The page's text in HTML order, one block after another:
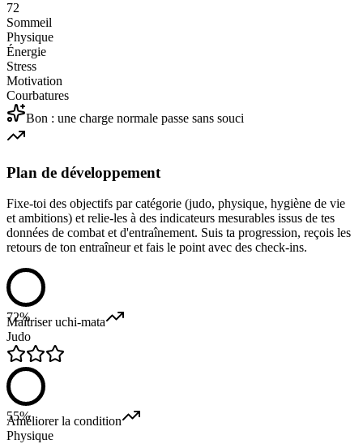
72
Sommeil
Physique
Énergie
Stress
Motivation
Courbatures
Bon : une charge normale passe sans souci
Plan de développement
Fixe-toi des objectifs par catégorie (judo, physique, hygiène de vie
et ambitions) et relie-les à des indicateurs mesurables issus de tes
données de combat et d'entraînement. Suis ta progression, reçois les
retours de ton entraîneur et fais le point avec des check-ins.
72%
Maîtriser uchi-mata
Judo
55%
Améliorer la condition
Physique